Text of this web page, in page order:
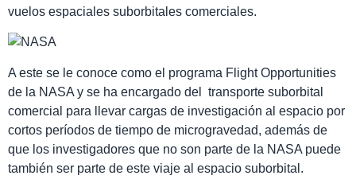
vuelos espaciales suborbitales comerciales.
A este se le conoce como el programa Flight Opportunities
de la NASA y se ha encargado del transporte suborbital
comercial para llevar cargas de investigación al espacio por
cortos períodos de tiempo de microgravedad, además de
que los investigadores que no son parte de la NASA puede
también ser parte de este viaje al espacio suborbital.